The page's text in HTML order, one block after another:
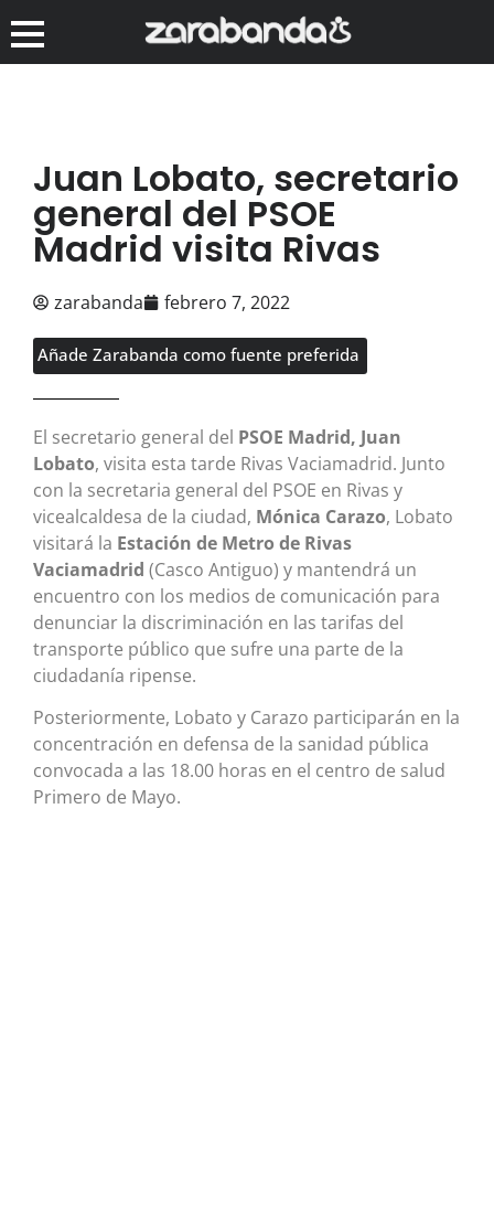
Juan Lobato, secretario
general del PSOE
Madrid visita Rivas
zarabanda febrero 7, 2022
Añade Zarabanda como fuente preferida
El secretario general del PSOE Madrid, Juan
Lobato, visita esta tarde Rivas Vaciamadrid. Junto
con la secretaria general del PSOE en Rivas y
vicealcaldesa de la ciudad, Mónica Carazo, Lobato
visitará la Estación de Metro de Rivas
Vaciamadrid (Casco Antiguo) y mantendrá un
encuentro con los medios de comunicación para
denunciar la discriminación en las tarifas del
transporte público que sufre una parte de la
ciudadanía ripense.
Posteriormente, Lobato y Carazo participarán en la
concentración en defensa de la sanidad pública
convocada a las 18.00 horas en el centro de salud
Primero de Mayo.